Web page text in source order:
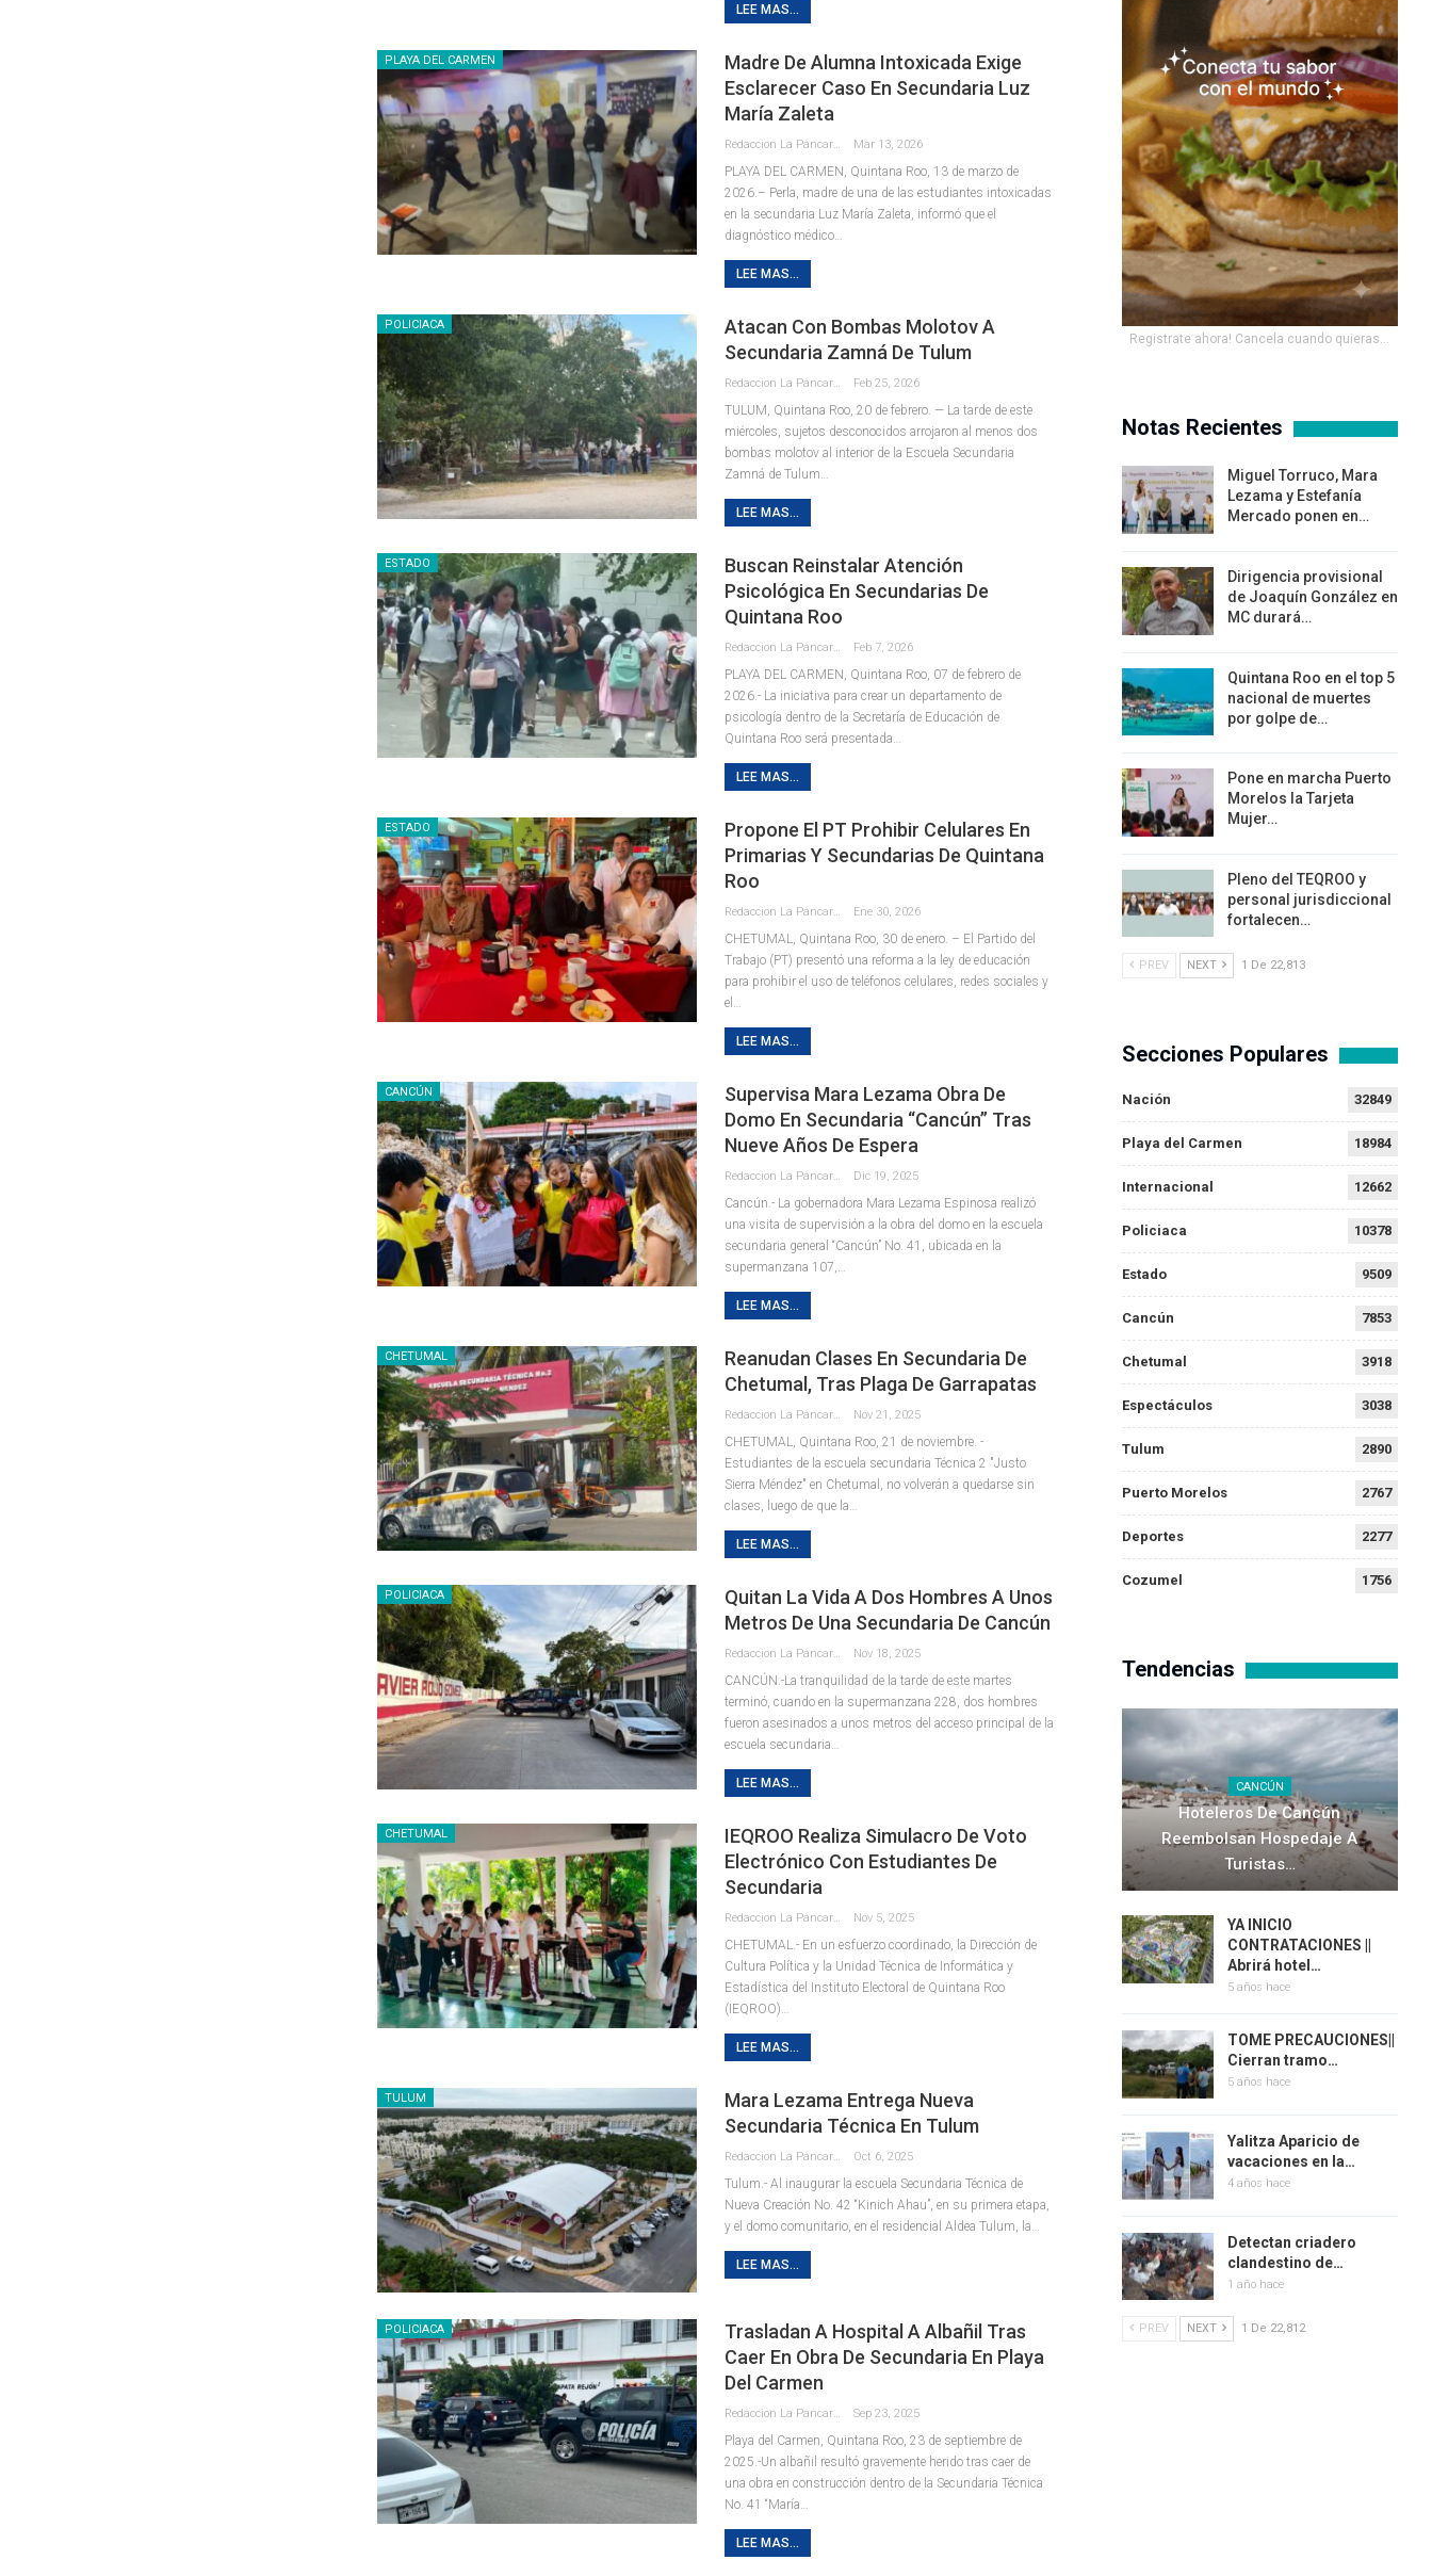
LEE MAS...
PLAYA DEL CARMEN
Madre De Alumna Intoxicada Exige
Esclarecer Caso En Secundaria Luz
María Zaleta
Mar 13, 2026
PLAYA DEL CARMEN, Quintana Roo, 13 de marzo de
2026.– Perla, madre de una de las estudiantes intoxicadas
en la secundaria Luz María Zaleta, informó que el
diagnóstico médico
LEE MAS...
POLICIACA
Atacan Con Bombas Molotov A
Secundaria Zamná De Tulum
Feb 25, 2026
TULUM, Quintana Roo, 20 de febrero. — La tarde de este
miércoles, sujetos desconocidos arrojaron al menos dos
bombas molotov al interior de la Escuela Secundaria
Zamná de Tulum
LEE MAS...
ESTADO
Buscan Reinstalar Atención
Psicológica En Secundarias De
Quintana Roo
Feb 7, 2026
PLAYA DEL CARMEN, Quintana Roo, 07 de febrero de
2026.- La iniciativa para crear un departamento de
psicología dentro de la Secretaría de Educación de
Quintana Roo será presentada
LEE MAS...
ESTADO
Propone El PT Prohibir Celulares En
Primarias Y Secundarias De Quintana
Roo
Ene 30, 2026
CHETUMAL, Quintana Roo, 30 de enero. – El Partido del
Trabajo (PT) presentó una reforma a la ley de educación
para prohibir el uso de teléfonos celulares, redes sociales y
el
LEE MAS...
CANCÚN
Supervisa Mara Lezama Obra De
Domo En Secundaria “Cancún” Tras
Nueve Años De Espera
Dic 19, 2025
Cancún.- La gobernadora Mara Lezama Espinosa realizó
una visita de supervisión a la obra del domo en la escuela
secundaria general “Cancún” No. 41, ubicada en la
supermanzana 107,
LEE MAS...
CHETUMAL
Reanudan Clases En Secundaria De
Chetumal, Tras Plaga De Garrapatas
Nov 21, 2025
CHETUMAL, Quintana Roo, 21 de noviembre. -
Estudiantes de la escuela secundaria Técnica 2 "Justo
Sierra Méndez" en Chetumal, no volverán a quedarse sin
clases, luego de que la
LEE MAS...
POLICIACA
Quitan La Vida A Dos Hombres A Unos
Metros De Una Secundaria De Cancún
Nov 18, 2025
CANCÚN.-La tranquilidad de la tarde de este martes
terminó, cuando en la supermanzana 228, dos hombres
fueron asesinados a unos metros del acceso principal de la
escuela secundaria
LEE MAS...
CHETUMAL
IEQROO Realiza Simulacro De Voto
Electrónico Con Estudiantes De
Secundaria
Nov 5, 2025
CHETUMAL.- En un esfuerzo coordinado, la Dirección de
Cultura Política y la Unidad Técnica de Informática y
Estadística del Instituto Electoral de Quintana Roo
(IEQROO)
LEE MAS...
TULUM
Mara Lezama Entrega Nueva
Secundaria Técnica En Tulum
Oct 6, 2025
Tulum.- Al inaugurar la escuela Secundaria Técnica de
Nueva Creación No. 42 “Kinich Ahau”, en su primera etapa,
y el domo comunitario, en el residencial Aldea Tulum, la
LEE MAS...
POLICIACA
Trasladan A Hospital A Albañil Tras
Caer En Obra De Secundaria En Playa
Del Carmen
Sep 23, 2025
Playa del Carmen, Quintana Roo, 23 de septiembre de
2025.-Un albañil resultó gravemente herido tras caer de
una obra en construcción dentro de la Secundaria Técnica
No. 41 “María
LEE MAS...
Registrate ahora! Cancela cuando quieras...
Notas Recientes
Miguel Torruco, Mara
Lezama y Estefanía
Mercado ponen en…
Dirigencia provisional
de Joaquín González en
MC durará…
Quintana Roo en el top 5
nacional de muertes
por golpe de…
Pone en marcha Puerto
Morelos la Tarjeta
Mujer…
Pleno del TEQROO y
personal jurisdiccional
fortalecen…
PREV NEXT 1 De 22,813
Secciones Populares
Nación 32849
Playa del Carmen 18984
Internacional 12662
Policiaca 10378
Estado 9509
Cancún 7853
Chetumal 3918
Espectáculos 3038
Tulum 2890
Puerto Morelos 2767
Deportes 2277
Cozumel 1756
Tendencias
CANCÚN
Hoteleros De Cancún
Reembolsan Hospedaje A
Turistas…
YA INICIO
CONTRATACIONES ||
Abrirá hotel…
5 años hace
TOME PRECAUCIONES||
Cierran tramo…
5 años hace
Yalitza Aparicio de
vacaciones en la…
4 años hace
Detectan criadero
clandestino de…
1 año hace
PREV NEXT 1 De 22,812